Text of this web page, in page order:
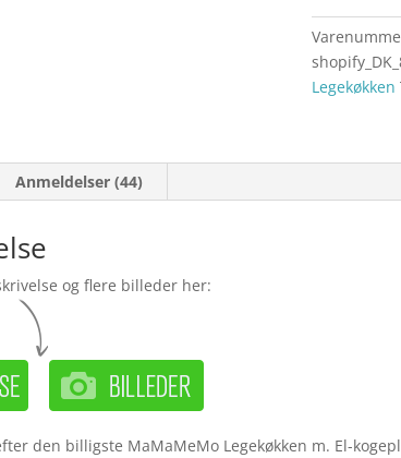
Legekøkken
Anmeldelser (44)
og flere billeder her:
den billigste MaMaMeMo Legekøkken m. El-